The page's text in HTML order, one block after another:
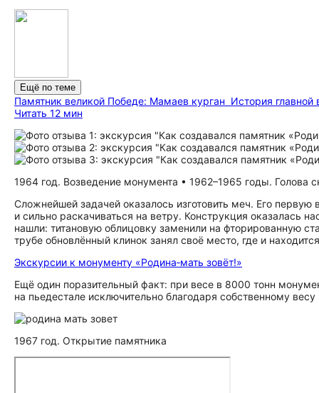
Ещё по теме
Памятник великой Победе: Мамаев курган История главной
Читать 12 мин
1964 год. Возведение монумента • 1962–1965 годы. Голова
Сложнейшей задачей оказалось изготовить меч. Его первую
и сильно раскачиваться на ветру. Конструкция оказалась
нашли: титановую облицовку заменили на фторированную
трубе обновлённый клинок занял своё место, где и
Экскурсии к монументу «Родина‑мать зовёт!»
Ещё один поразительный факт: при весе в 8000 тонн
на пьедестале исключительно благодаря собственному
1967 год. Открытие памятника